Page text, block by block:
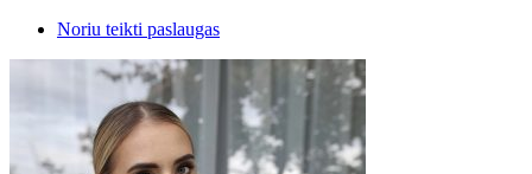
Noriu teikti paslaugas